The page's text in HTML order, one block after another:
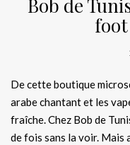
Bob de
foot
De cette boutique
arabe chantant et les
fraîche. Chez Bob de
de fois sans la voir. Mais